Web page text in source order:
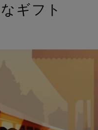
ギフト